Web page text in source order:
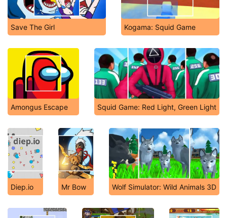
Save The Girl Kogama: Squid Game
Amongus Escape Squid Game: Red Light, Green Light
Diep.io Mr Bow Wolf Simulator: Wild Animals 3D